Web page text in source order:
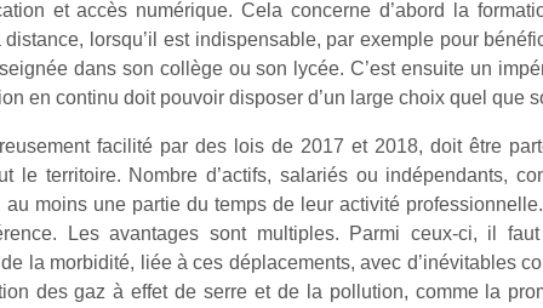
et accès numérique. Cela concerne d’abord la
lorsqu’il est indispensable, par exemple pour
dans son collège ou son lycée. C’est ensuite un
en continu doit pouvoir disposer d’un large choix quel que
facilité par des lois de 2017 et 2018, doit être
le territoire. Nombre d’actifs, salariés ou indépendants,
moins une partie du temps de leur activité
Les avantages sont multiples. Parmi ceux-ci, il
la morbidité, liée à ces déplacements, avec d’inévitables
des gaz à effet de serre et de la pollution, comme la